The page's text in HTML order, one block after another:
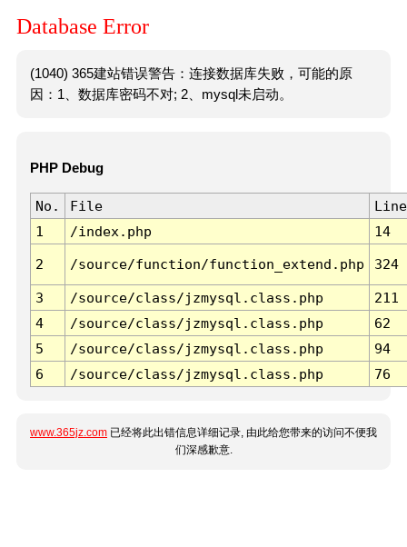
Database Error
(1040) 365建站错误警告：连接数据库失败，可能的原
因：1、数据库密码不对; 2、mysql未启动。
PHP Debug
No. File
Line
1
/index.php 14
2 /source/function/function_extend.php 324
3 /source/class/jzmysql.class.php
211
4
/source/class/jzmysql.class.php
62
5
/source/class/jzmysql.class.php
94
6
/source/class/jzmysql.class.php 76
www.365jz.com 已经将此出错信息详细记录, 由此给您带来的访问不便我
们深感歉意.